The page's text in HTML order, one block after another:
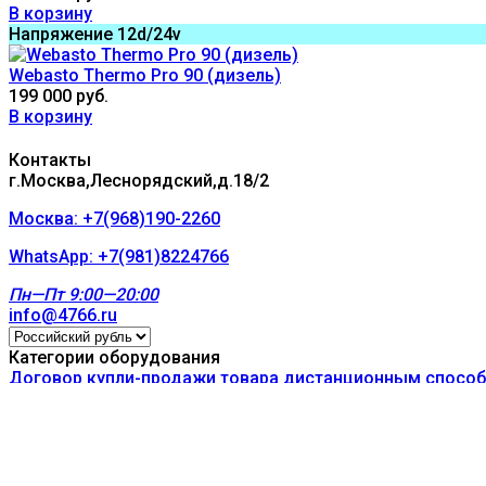
В корзину
Напряжение 12d/24v
Webasto Thermo Pro 90 (дизель)
199 000 руб.
В корзину
Контакты
г.Москва,Леснорядский,д.18/2
Москва: +7(968)190-2260
WhatsApp: +7(981)8224766
Пн—Пт 9:00—20:00
info@4766.ru
Категории оборудования
Договор купли-продажи товара дистанционным